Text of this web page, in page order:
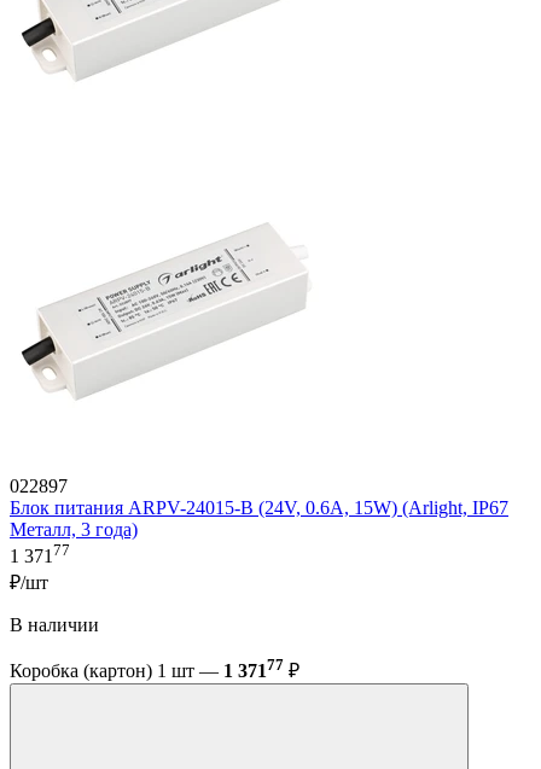
022897
Блок питания ARPV-24015-B (24V, 0.6A, 15W) (Arlight, IP67
Металл, 3 года)
1 37177
₽/шт
В наличии
Коробка (картон) 1 шт — 1 37177 ₽